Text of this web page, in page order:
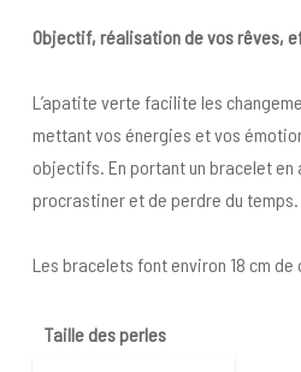
20€
25€
Objectif, réalisation de vos rêves,
L’apatite verte facilite les
mettant vos énergies et vos
objectifs. En portant un bracelet
procrastiner et de perdre du temps.
Les bracelets font environ 18 cm de
Taille des perles